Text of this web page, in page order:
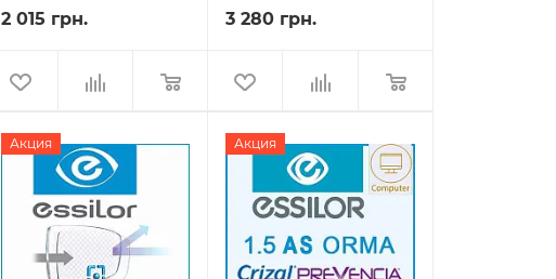
2 015 грн. 3 280 грн.
Акция Акция